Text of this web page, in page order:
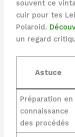
souvent ce
cuir pour tes
Polaroid.
un regard
Astuce
Préparation en
connaissance
des procédés